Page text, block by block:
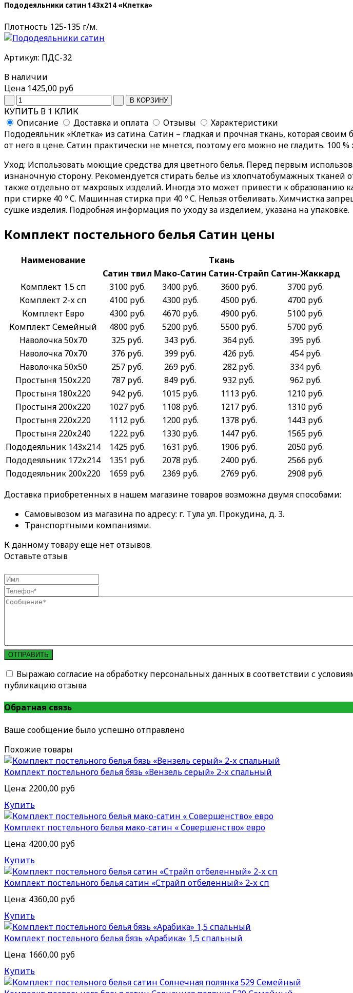
Пододеяльники сатин 143х214 «Клетка»
Плотность 125-135 г/м.
Артикул: ПДС-32
В наличии
Цена 1425,00 руб
КУПИТЬ В 1 КЛИК
Описание
Доставка и оплата Отзывы
Характеристики
Пододеяльник «Клетка» из сатина. Сатин – гладкая и прочная ткань, которая
от него в цене. Сатин практически не мнется, поэтому его можно не гладить. 100
Уход: Использовать моющие средства для цветного белья. Перед первым
изнаночную сторону. Рекомендуется стирать белье из хлопчатобумажных
также отдельно от махровых изделий. Иногда это может привести к
при стирке 40 º C. Машинная стирка при 40 º C. Нельзя отбеливать. Химчистка
сушке изделия. Подробная информация по уходу за изделием, указана на упаковке.
Комплект постельного белья Сатин цены
Наименование
Ткань
Сатин твил Мако-Сатин Сатин-Страйп Сатин-Жаккард
Комплект 1.5 сп
3100 руб. 3400 руб. 3600 руб.
3700 руб.
Комплект 2-х сп
4100 руб. 4300 руб. 4500 руб.
4700 руб.
Комплект Евро
4300 руб. 4670 руб. 4900 руб.
5100 руб.
Комплект Семейный
4800 руб. 5200 руб. 5500 руб.
5700 руб.
Наволочка 50х70
325 руб. 343 руб. 364 руб.
395 руб.
Наволочка 70х70
376 руб. 399 руб. 426 руб.
454 руб.
Наволочка 50х50
257 руб. 269 руб. 282 руб.
334 руб.
Простыня 150х220
787 руб. 849 руб. 932 руб.
962 руб.
Простыня 180х220
942 руб. 1015 руб. 1113 руб.
1210 руб.
Простыня 200х220
1027 руб. 1108 руб. 1217 руб.
1310 руб.
Простыня 220х220
1112 руб. 1200 руб. 1378 руб.
1443 руб.
Простыня 220х240
1222 руб. 1330 руб. 1447 руб.
1565 руб.
Пододеяльник 143х214
1425 руб. 1631 руб. 1906 руб.
2050 руб.
Пододеяльник 172х214
1351 руб. 2078 руб. 2400 руб.
2566 руб.
Пододеяльник 200х220
1659 руб. 2369 руб. 2769 руб.
2908 руб.
Доставка приобретенных в нашем магазине товаров возможна двумя способами:
Самовывозом из магазина по адресу: г. Тула ул. Прокудина, д. 3.
Транспортными компаниями.
К данному товару еще нет отзывов.
Оставьте отзыв
ОТПРАВИТЬ
Выражаю согласие на обработку персональных данных в соответствии с
публикацию отзыва
Обратная связь
Ваше сообщение было успешно отправлено
Похожие товары
Комплект постельного белья бязь «Вензель серый» 2-х спальный
Цена: 2200,00 руб
Купить
Комплект постельного белья мако-сатин « Совершенство» евро
Цена: 4200,00 руб
Купить
Комплект постельного белья сатин «Страйп отбеленный» 2-х сп
Цена: 4360,00 руб
Купить
Комплект постельного белья бязь «Арабика» 1,5 спальный
Цена: 1660,00 руб
Купить